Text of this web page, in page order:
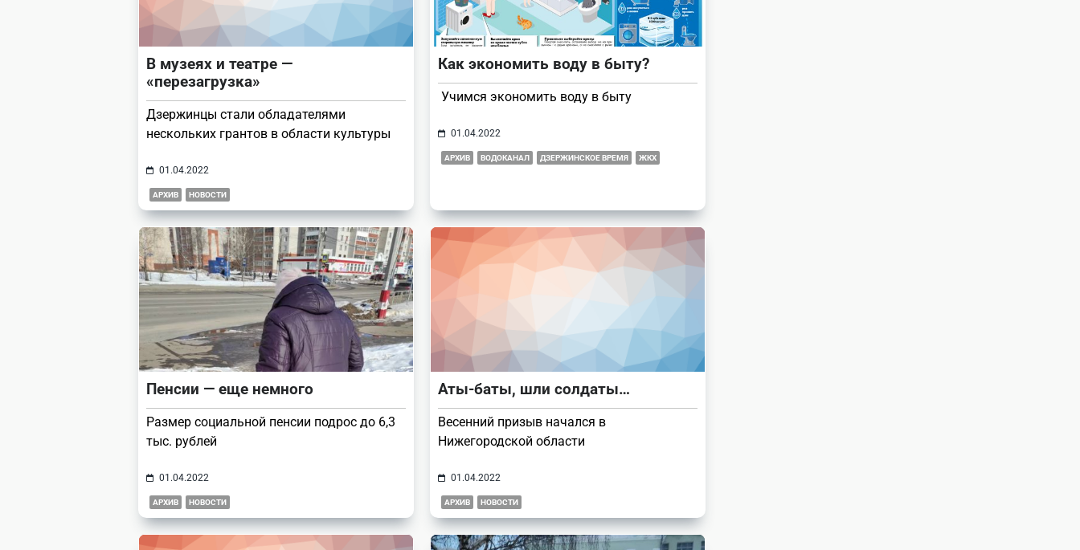
В музеях и театре —
«перезагрузка»
Дзержинцы стали обладателями
нескольких грантов в области культуры
01.04.2022
АРХИВ НОВОСТИ
Как экономить воду в быту?
Учимся экономить воду в быту
01.04.2022
АРХИВ ВОДОКАНАЛ ДЗЕРЖИНСКОЕ ВРЕМЯ ЖКХ
Пенсии — еще немного
Размер социальной пенсии подрос до 6,3
тыс. рублей
01.04.2022
АРХИВ НОВОСТИ
Аты-баты, шли солдаты…
Весенний призыв начался в
Нижегородской области
01.04.2022
АРХИВ НОВОСТИ